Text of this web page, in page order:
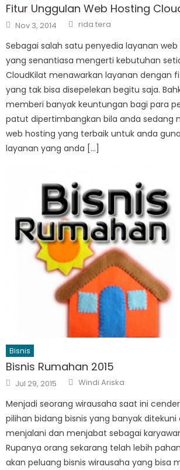
Fitur Unggulan Web Hosting
Posted
on
Nov 3, 2014 Author
rida tera
Sebagai salah satu penyedia layanan
yang senantiasa mengerti kebutuhan
CloudKilat menawarkan layanan dengan
yang tak bisa disepelekan begitu saja.
memberi banyak keuntungan bagi para
patut dipertimbangkan bila anda sedang
web hosting yang terbaik untuk anda
layanan yang anda […]
Bisnis
Bisnis Rumahan 2015
Posted
on
Jul 29, 2015 Author
Windi Ariska
Menjadi seorang wirausaha saat ini
pilihan bidang bisnis yang banyak
menjalani dan menjabat sebagai
Rupanya orang sekarang telah lebih
akan peluang bisnis wirausaha yang bisa